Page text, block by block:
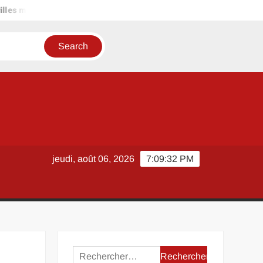
moyennes comme Vendôme pour ceux qui fuient les grandes
7:09:32 PM
jeudi, août 06, 2026
Rechercher :